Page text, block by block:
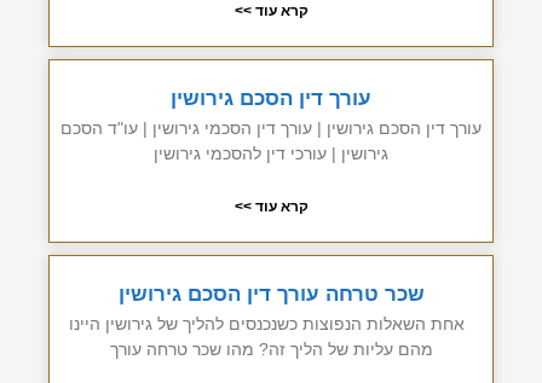
קרא עוד >>
עורך דין הסכם גירושין
עורך דין הסכם גירושין | עורך דין הסכמי גירושין | עו"ד הסכם
גירושין | עורכי דין להסכמי גירושין
קרא עוד >>
שכר טרחה עורך דין הסכם גירושין
אחת השאלות הנפוצות כשנכנסים להליך של גירושין היינו
מהם עליות של הליך זה? מהו שכר טרחה עורך